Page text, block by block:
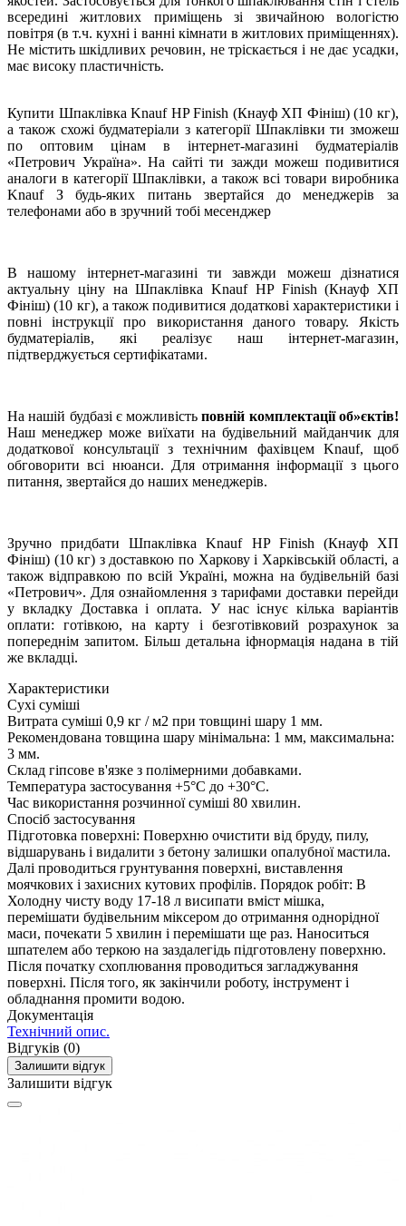
всередині житлових приміщень зі звичайною вологістю
повітря (в т.ч. кухні і ванні кімнати в житлових приміщеннях).
Не містить шкідливих речовин, не тріскається і не дає усадки,
має високу пластичність.
Купити Шпаклівка Knauf HP Finish (Кнауф ХП Фініш) (10 кг),
а також схожі будматеріали з категорії Шпаклівки ти зможеш
по оптовим цінам в інтернет-магазині будматеріалів
«Петрович Україна». На сайті ти зажди можеш подивитися
аналоги в категорії Шпаклівки, а також всі товари виробника
Knauf З будь-яких питань звертайся до менеджерів за
телефонами або в зручний тобі месенджер
В нашому інтернет-магазині ти завжди можеш дізнатися
актуальну ціну на Шпаклівка Knauf HP Finish (Кнауф ХП
Фініш) (10 кг), а також подивитися додаткові характеристики і
повні інструкції про використання даного товару. Якість
будматеріалів, які реалізує наш інтернет-магазин,
підтверджується сертифікатами.
На нашій будбазі є можливістьповній комплектації об»єктів!
Наш менеджер може виїхати на будівельний майданчик для
додаткової консультації з технічним фахівцем Knauf, щоб
обговорити всі нюанси. Для отримання інформації з цього
питання, звертайся до наших менеджерів.
Зручно придбати Шпаклівка Knauf HP Finish (Кнауф ХП
Фініш) (10 кг) з доставкою по Харкову і Харківській області, а
також відправкою по всій Україні, можна на будівельній базі
«Петрович». Для ознайомлення з тарифами доставки перейди
у вкладку Доставка і оплата. У нас існує кілька варіантів
оплати: готівкою, на карту і безготівковий розрахунок за
попереднім запитом. Більш детальна іфнормація надана в тій
же вкладці.
Характеристики
Сухі суміші
Витрата суміші 0,9 кг / м2 при товщині шару 1 мм.
Рекомендована товщина шару мінімальна: 1 мм, максимальна:
3 мм.
Склад гіпсове в'язке з полімерними добавками.
Температура застосування +5°С до +30°С.
Час використання розчинної суміші 80 хвилин.
Спосіб застосування
Підготовка поверхні: Поверхню очистити від бруду, пилу,
відшарувань і видалити з бетону залишки опалубної мастила.
Далі проводиться грунтування поверхні, виставлення
моячкових і захисних кутових профілів. Порядок робіт: В
Холодну чисту воду 17-18 л висипати вміст мішка,
перемішати будівельним міксером до отримання однорідної
маси, почекати 5 хвилин і перемішати ще раз. Наноситься
шпателем або теркою на заздалегідь підготовлену поверхню.
Після початку схоплювання проводиться загладжування
поверхні. Після того, як закінчили роботу, інструмент і
обладнання промити водою.
Документація
Технічний опис.
Відгуків (0)
Залишити відгук
Залишити відгук